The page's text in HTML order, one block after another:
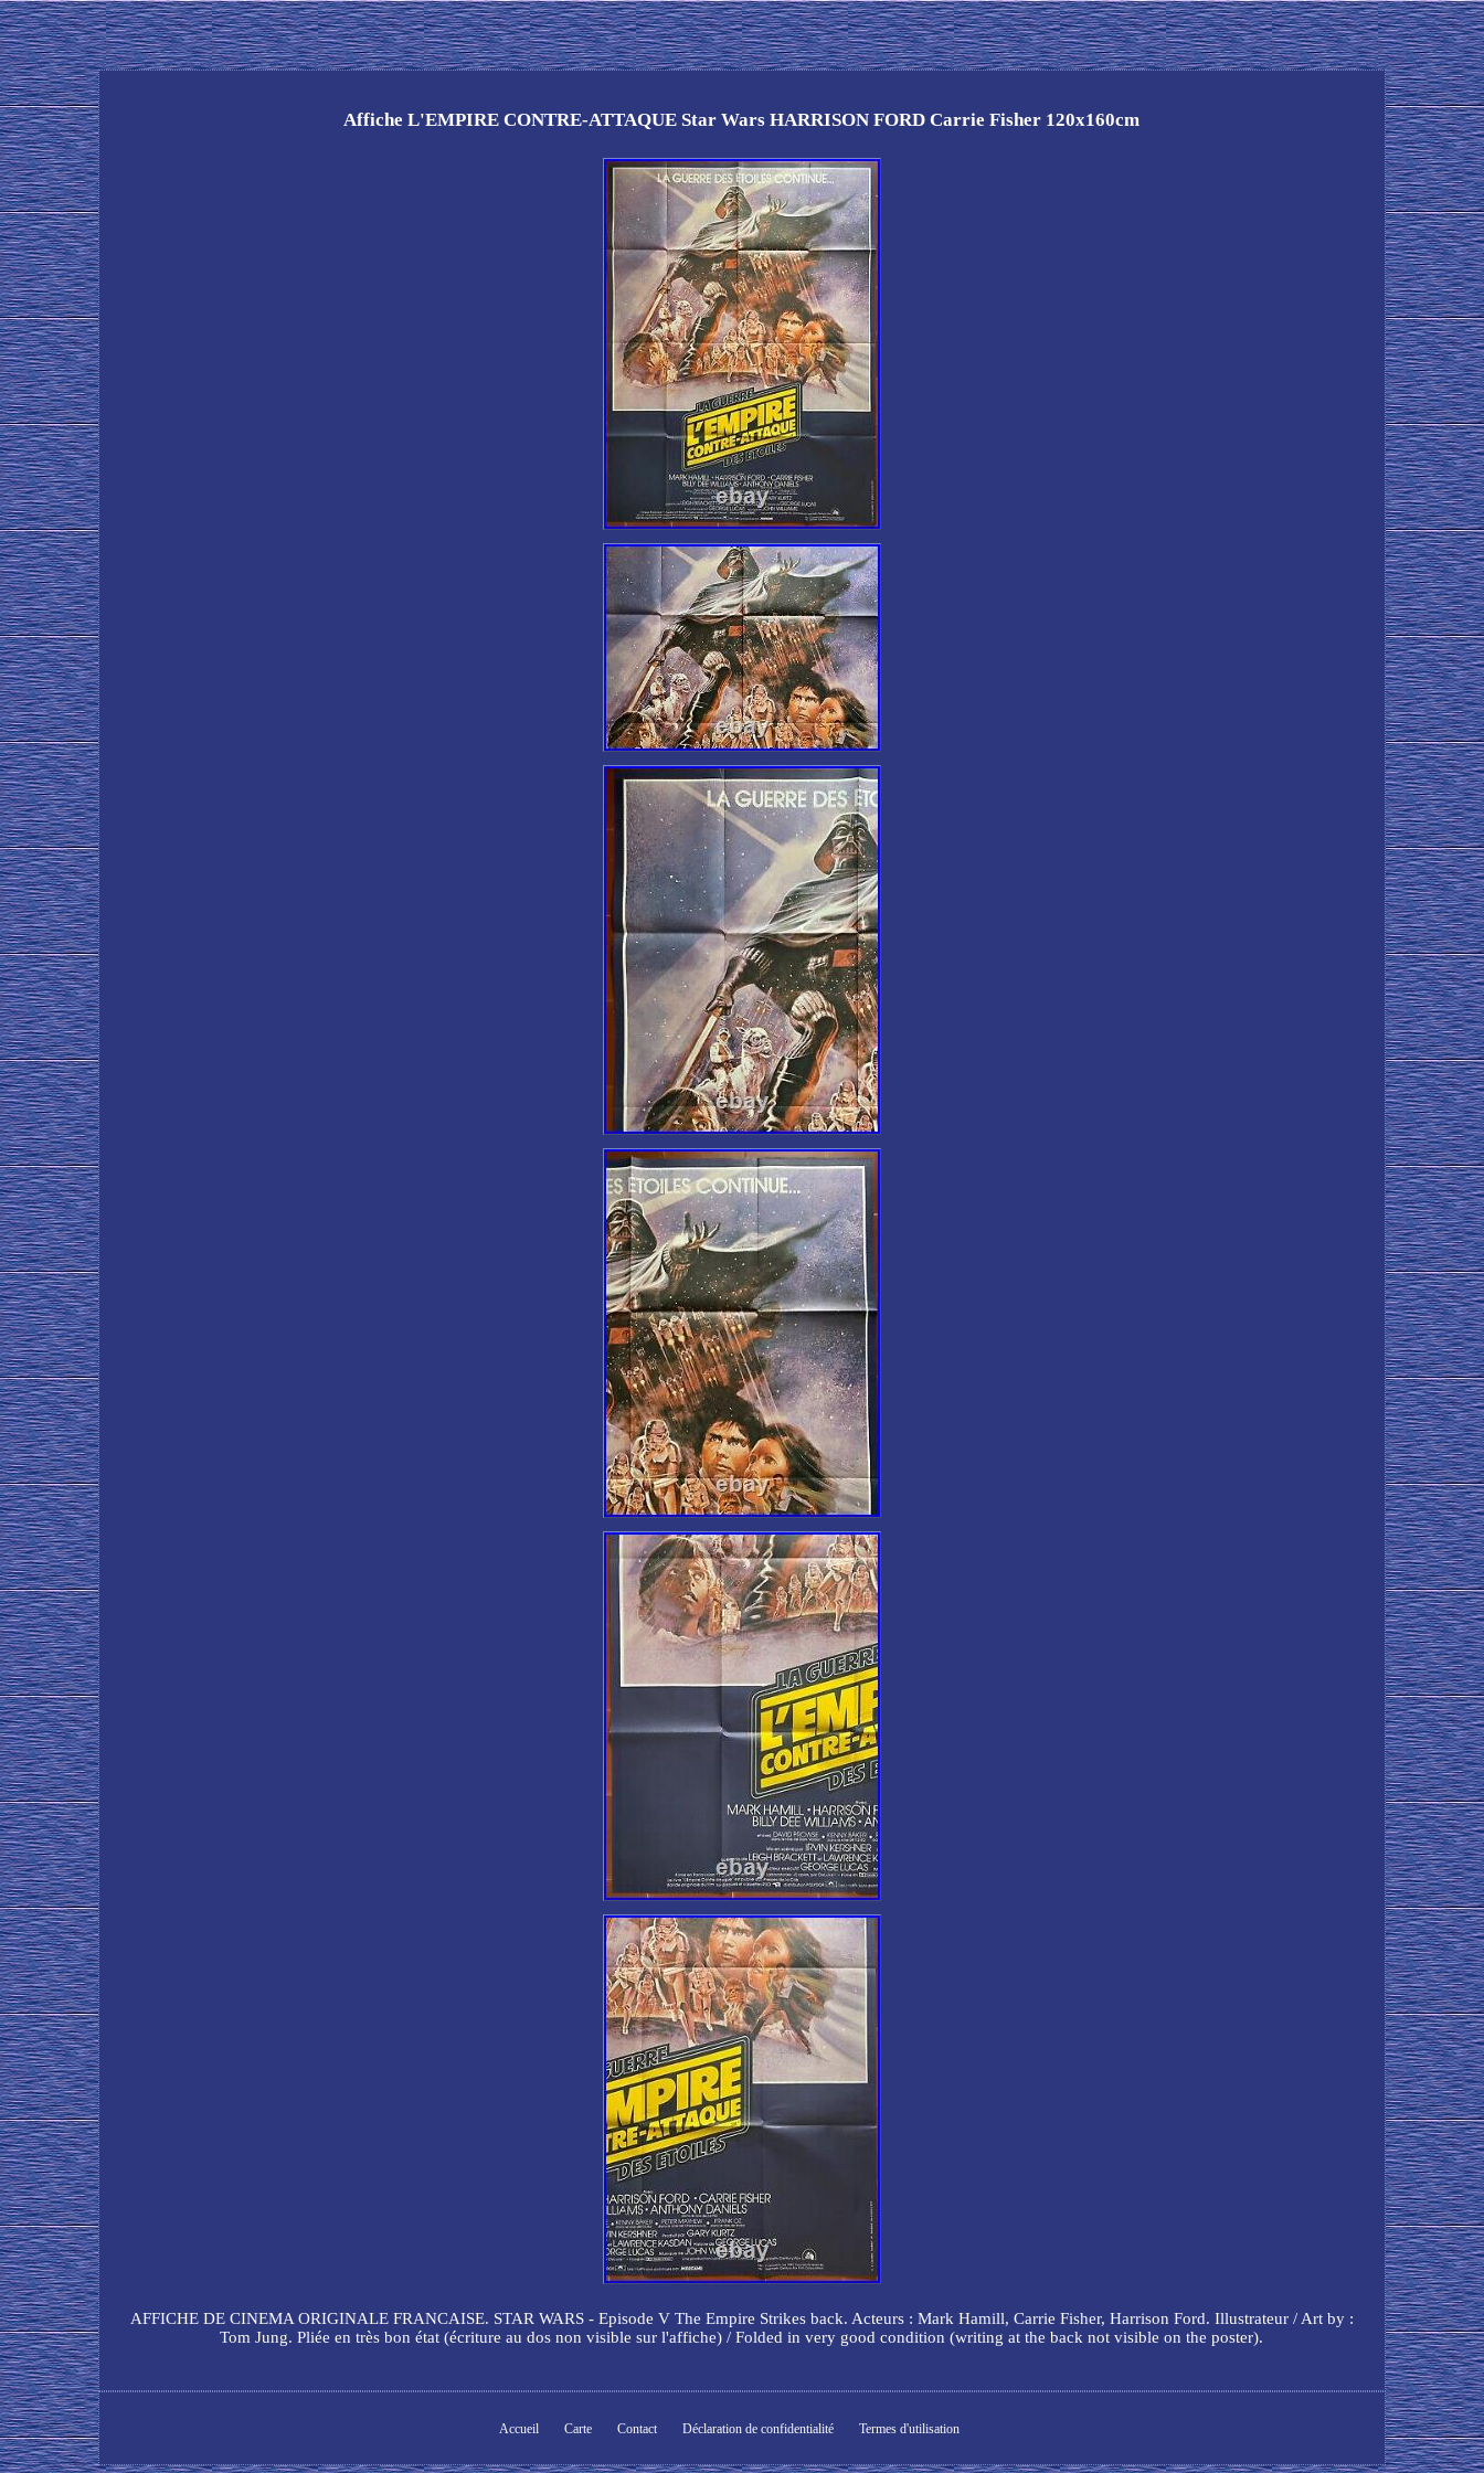
Affiche L'EMPIRE CONTRE-ATTAQUE Star Wars HARRISON FORD Carrie Fisher 120x160cm
AFFICHE DE CINEMA ORIGINALE FRANCAISE. STAR WARS - Episode V The Empire Strikes back. Acteurs : Mark Hamill, Carrie Fisher, Harrison Ford. Illustrateur / Art by :
Tom Jung. Pliée en très bon état (écriture au dos non visible sur l'affiche) / Folded in very good condition (writing at the back not visible on the poster).
Accueil Carte Contact Déclaration de confidentialité Termes d'utilisation